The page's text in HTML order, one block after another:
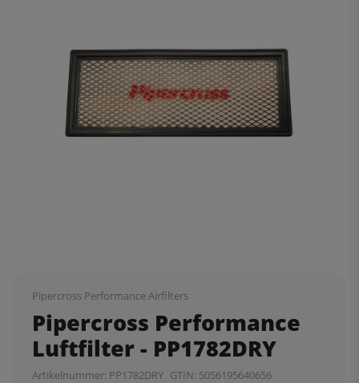
Pipercross Performance Airfilters
Pipercross Performance
Luftfilter - PP1782DRY
Artikelnummer: PP1782DRY GTIN: 5056195640656